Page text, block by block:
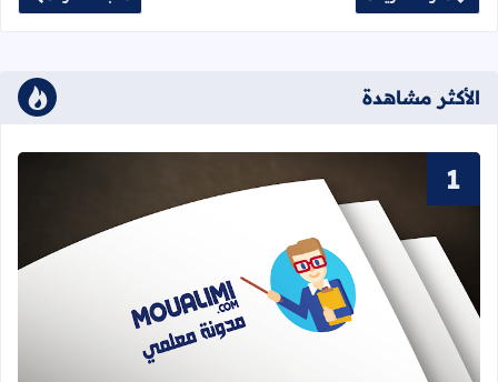
الأكثر مشاهدة
قراءة المزيد عن سور القرآن